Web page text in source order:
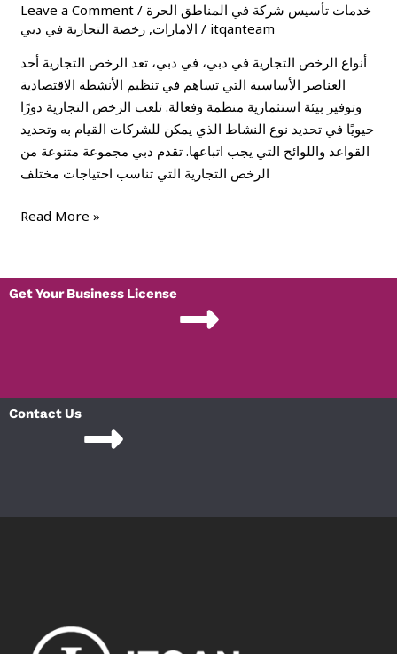
Leave a Comment / خدمات تأسيس شركة في المناطق الحرة
الامارات, رخصة التجارية في دبي / itqanteam
أنواع الرخص التجارية في دبي، في دبي، تعد الرخص التجارية أحد
العناصر الأساسية التي تساهم في تنظيم الأنشطة الاقتصادية
وتوفير بيئة استثمارية منظمة وفعالة. تلعب الرخص التجارية دورًا
حيويًا في تحديد نوع النشاط الذي يمكن للشركات القيام به وتحديد
القواعد واللوائح التي يجب اتباعها. تقدم دبي مجموعة متنوعة من
الرخص التجارية التي تناسب احتياجات مختلف
Read More »
Get Your Business License
Contact Us